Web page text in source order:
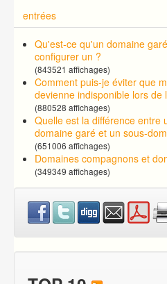
entrées
Qu'est-ce qu'un domaine
configurer un ?
(843521 affichages)
Comment puis-je éviter que
devienne indisponible lors de
(880528 affichages)
Quelle est la différence entre
domaine garé et un sous-
(651006 affichages)
Domaines compagnons et
(349349 affichages)